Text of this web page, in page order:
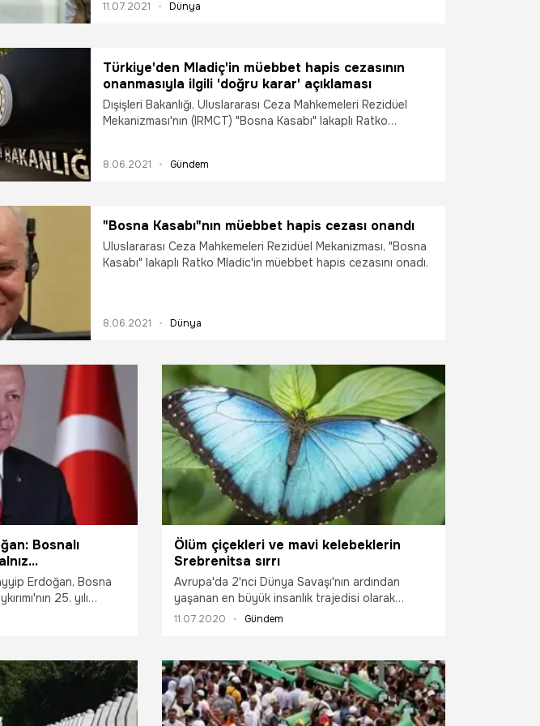
11.07.2021 Dünya
Türkiye'den Mladiç'in müebbet hapis cezasının
onanmasıyla ilgili 'doğru karar' açıklaması
Dışişleri Bakanlığı, Uluslararası Ceza Mahkemeleri Rezidüel
Mekanizması'nın (IRMCT) "Bosna Kasabı" lakaplı Ratko
yakınlarının acılarını dindirmese de adaletin tecellisi
8.06.2021 Gündem
"Bosna Kasabı"nın müebbet hapis cezası onandı
Uluslararası Ceza Mahkemeleri Rezidüel Mekanizması, "Bosna
Kasabı" lakaplı Ratko Mladic'in müebbet hapis cezasını onadı.
8.06.2021 Dünya
Bosnalı
Erdoğan, Bosna
25. yılı
programına
Ölüm çiçekleri ve mavi kelebeklerin
Srebrenitsa sırrı
Avrupa'da 2'nci Dünya Savaşı'nın ardından
yaşanan en büyük insanlık trajedisi olarak
nitelendirilen Srebrenitsa Soykırımı'nın yarası
tarihin en büyük soykırımlarından biri olan 8372
sivil Boşnak erkeğinin Sırplar tarafından
katledildiği Srebrenitsa katliamında görülen
“Ölüm çiçekleri ve mavi kelebekler” dilden dile
11.07.2020 Gündem